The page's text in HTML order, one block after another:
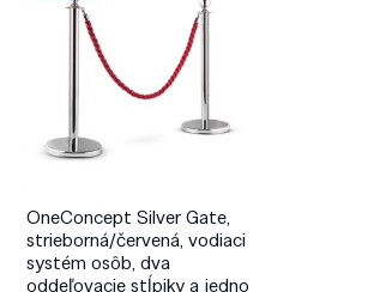
OneConcept Silver Gate,
strieborná/červená, vodiaci
systém osôb, dva
oddeľovacie stĺpiky a jedno